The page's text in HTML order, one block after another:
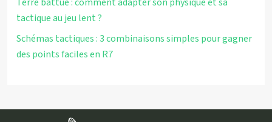
tactique au jeu lent ?
Schémas tactiques : 3 combinaisons simples pour gagner
des points faciles en R7